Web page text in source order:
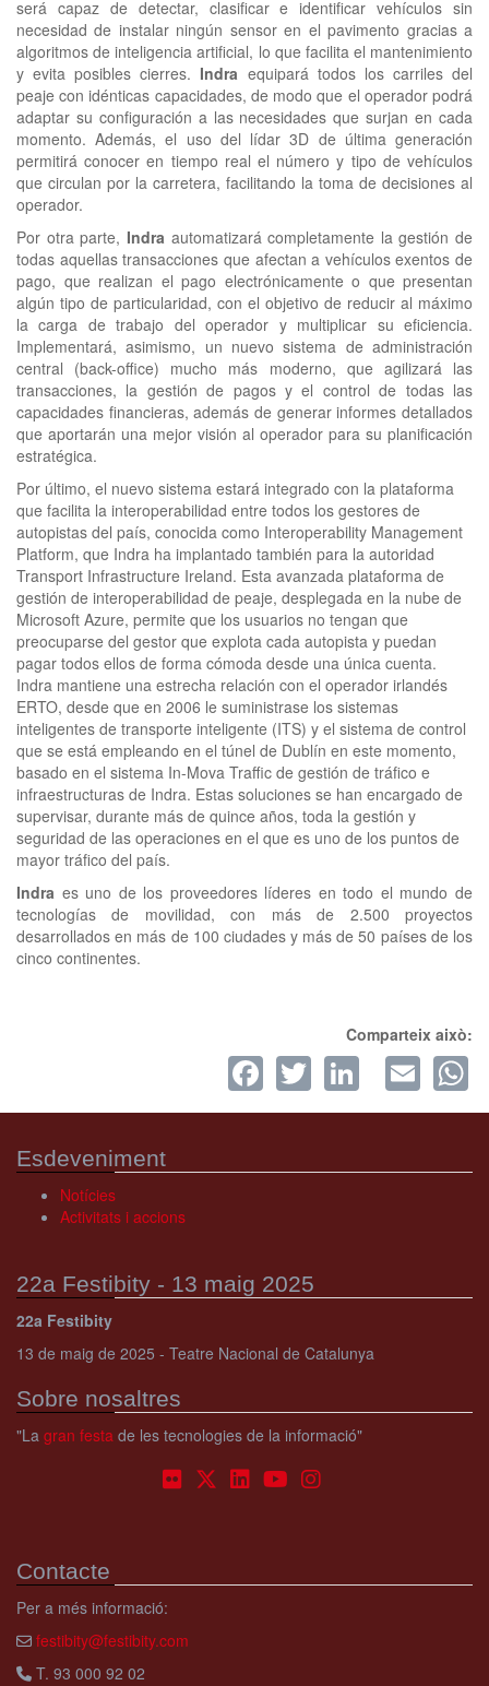
será capaz de detectar, clasificar e identificar vehículos sin
necesidad de instalar ningún sensor en el pavimento gracias a
algoritmos de inteligencia artificial, lo que facilita el mantenimiento
y evita posibles cierres. Indra equipará todos los carriles del
peaje con idénticas capacidades, de modo que el operador podrá
adaptar su configuración a las necesidades que surjan en cada
momento. Además, el uso del lídar 3D de última generación
permitirá conocer en tiempo real el número y tipo de vehículos
que circulan por la carretera, facilitando la toma de decisiones al
operador.
Por otra parte, Indra automatizará completamente la gestión de
todas aquellas transacciones que afectan a vehículos exentos de
pago, que realizan el pago electrónicamente o que presentan
algún tipo de particularidad, con el objetivo de reducir al máximo
la carga de trabajo del operador y multiplicar su eficiencia.
Implementará, asimismo, un nuevo sistema de administración
central (back-office) mucho más moderno, que agilizará las
transacciones, la gestión de pagos y el control de todas las
capacidades financieras, además de generar informes detallados
que aportarán una mejor visión al operador para su planificación
estratégica.
Por último, el nuevo sistema estará integrado con la plataforma
que facilita la interoperabilidad entre todos los gestores de
autopistas del país, conocida como Interoperability Management
Platform, que Indra ha implantado también para la autoridad
Transport Infrastructure Ireland. Esta avanzada plataforma de
gestión de interoperabilidad de peaje, desplegada en la nube de
Microsoft Azure, permite que los usuarios no tengan que
preocuparse del gestor que explota cada autopista y puedan
pagar todos ellos de forma cómoda desde una única cuenta.
Indra mantiene una estrecha relación con el operador irlandés
ERTO, desde que en 2006 le suministrase los sistemas
inteligentes de transporte inteligente (ITS) y el sistema de control
que se está empleando en el túnel de Dublín en este momento,
basado en el sistema In-Mova Traffic de gestión de tráfico e
infraestructuras de Indra. Estas soluciones se han encargado de
supervisar, durante más de quince años, toda la gestión y
seguridad de las operaciones en el que es uno de los puntos de
mayor tráfico del país.
Indra es uno de los proveedores líderes en todo el mundo de
tecnologías de movilidad, con más de 2.500 proyectos
desarrollados en más de 100 ciudades y más de 50 países de los
cinco continentes.
Comparteix això:
Facebook
Twitter
Esdeveniment
Notícies
Activitats i accions
22a Festibity - 13 maig 2025
22a Festibity
13 de maig de 2025 - Teatre Nacional de Catalunya
Sobre nosaltres
"La gran festa de les tecnologies de la informació"
Contacte
Per a més informació:
festibity@festibity.com
T. 93 000 92 02